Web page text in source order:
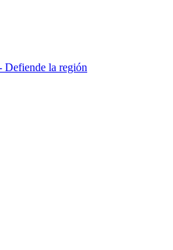
Defiende la región